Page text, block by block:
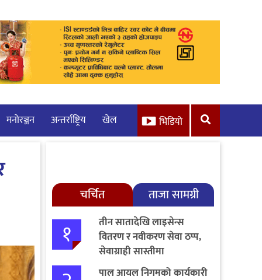
मनाेरञ्जन अन्तर्राष्ट्रिय खेल भिडियो
चर्चित ताजा सामग्री
१
तीन सातादेखि लाइसेन्स
वितरण र नवीकरण सेवा ठप्प,
सेवाग्राही सास्तीमा
पाल आयल निगमको कार्यकारी